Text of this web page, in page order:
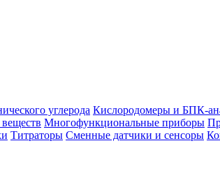
углерода Кислородомеры и БПК-
Многофункциональные приборы
Титраторы Сменные датчики и сенсоры